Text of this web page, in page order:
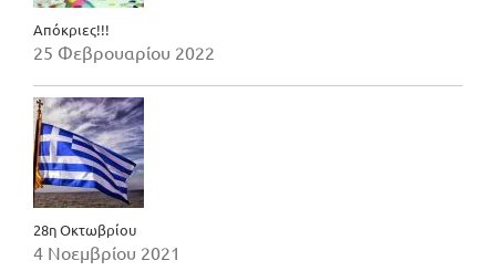
Απόκριες!!!
25 Φεβρουαρίου 2022
28η Οκτωβρίου
4 Νοεμβρίου 2021